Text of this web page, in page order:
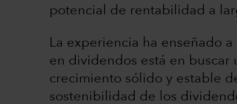
potencial de rentabilidad a
La experiencia ha enseñado
en dividendos está en buscar
crecimiento sólido y estable
sostenibilidad de los